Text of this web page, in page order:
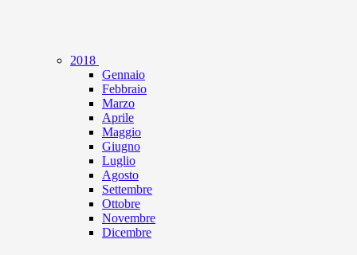
2018
Gennaio
Febbraio
Marzo
Aprile
Maggio
Giugno
Luglio
Agosto
Settembre
Ottobre
Novembre
Dicembre